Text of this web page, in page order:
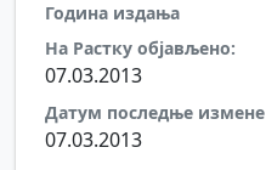
Година издања
На Растку објављено:
07.03.2013
Датум последње измене
07.03.2013